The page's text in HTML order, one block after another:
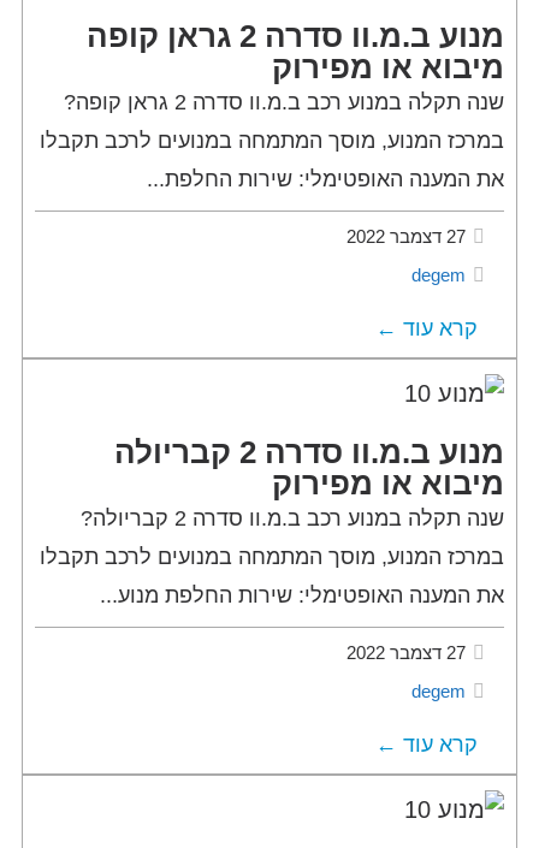
מנוע ב.מ.וו סדרה 2 גראן קופה
מיבוא או מפירוק
שנה תקלה במנוע רכב ב.מ.וו סדרה 2 גראן קופה?
במרכז המנוע, מוסך המתמחה במנועים לרכב תקבלו
את המענה האופטימלי: שירות החלפת...
27 דצמבר 2022
degem
קרא עוד ←
מנוע ב.מ.וו סדרה 2 קבריולה
מיבוא או מפירוק
שנה תקלה במנוע רכב ב.מ.וו סדרה 2 קבריולה?
במרכז המנוע, מוסך המתמחה במנועים לרכב תקבלו
את המענה האופטימלי: שירות החלפת מנוע...
27 דצמבר 2022
degem
קרא עוד ←